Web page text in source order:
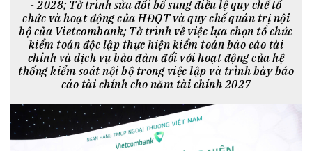
- 2028; Tờ trình sửa đổi bổ sung điều lệ quy chế tổ
chức và hoạt động của HĐQT và quy chế quán trị nội
bộ của Vietcombank; Tờ trình về việc lựa chọn tổ chức
kiểm toán độc lập thực hiện kiểm toán báo cáo tài
chính và dịch vụ bảo đảm đối với hoạt động của hệ
thống kiểm soát nội bộ trong việc lập và trình bày báo
cáo tài chính cho năm tài chính 2027